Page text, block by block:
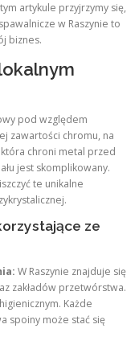
artykule przyjrzymy się,
w Raszynie to
biznes.
pod względem
zawartości chromu, na
chroni metal przed
jest skomplikowany.
te unikalne
ze
W Raszynie znajduje się
zakładów przetwórstwa.
Każde
spoiny może stać się